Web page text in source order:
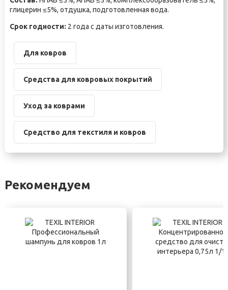
глицерин ≤5%, отдушка, подготовленная вода.
Срок годности: 2 года с даты изготовления.
Для ковров
Средства для ковровых покрытий
Уход за коврами
Средство для текстиля и ковров
Рекомендуем